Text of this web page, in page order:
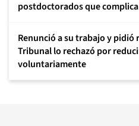
postdoctorados que
Renunció a su trabajo y pidió
Tribunal lo rechazó por
voluntariamente